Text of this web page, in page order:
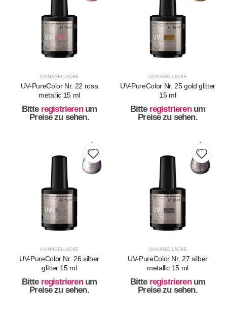
UV-NAGELLACKE
UV-PureColor Nr. 22 rosa
metallic 15 ml
Bitte registrieren um
Preise zu sehen.
UV-NAGELLACKE
UV-PureColor Nr. 25 gold glitter
15 ml
Bitte registrieren um
Preise zu sehen.
UV-NAGELLACKE
UV-PureColor Nr. 26 silber
glitter 15 ml
Bitte registrieren um
Preise zu sehen.
UV-NAGELLACKE
UV-PureColor Nr. 27 silber
metallic 15 ml
Bitte registrieren um
Preise zu sehen.